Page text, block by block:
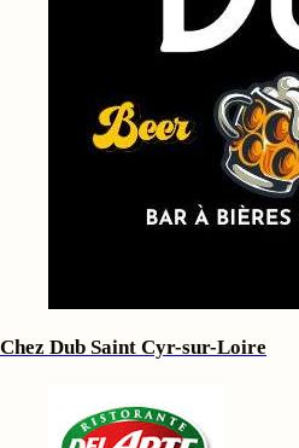
Chez Dub Saint Cyr-sur-Loire